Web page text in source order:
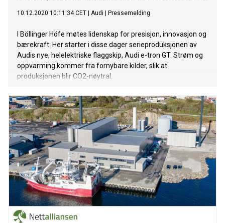
10.12.2020 10:11:34 CET Audi Pressemelding
I Böllinger Höfe møtes lidenskap for presisjon, innovasjon og
bærekraft: Her starter i disse dager serieproduksjonen av
Audis nye, helelektriske flaggskip, Audi e-tron GT. Strøm og
oppvarming kommer fra fornybare kilder, slik at
produksjonen blir CO2-nøytral.